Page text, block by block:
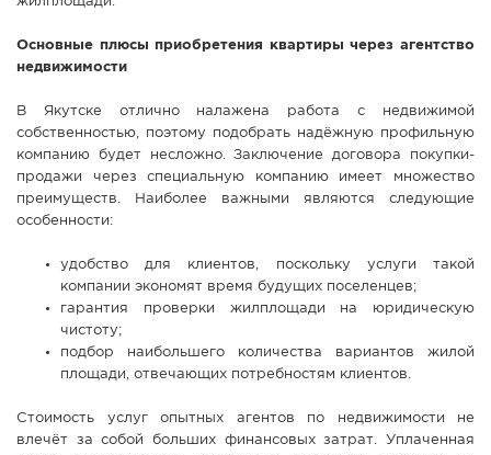
Основные плюсы приобретения квартиры через агентство
недвижимости
В Якутске отлично налажена работа с недвижимой
собственностью, поэтому подобрать надёжную профильную
компанию будет несложно. Заключение договора покупки-
продажи через специальную компанию имеет множество
преимуществ. Наиболее важными являются следующие
особенности:
удобство для клиентов, поскольку услуги такой
компании экономят время будущих поселенцев;
гарантия проверки жилплощади на юридическую
чистоту;
подбор наибольшего количества вариантов жилой
площади, отвечающих потребностям клиентов.
Стоимость услуг опытных агентов по недвижимости не
влечёт за собой больших финансовых затрат. Уплаченная